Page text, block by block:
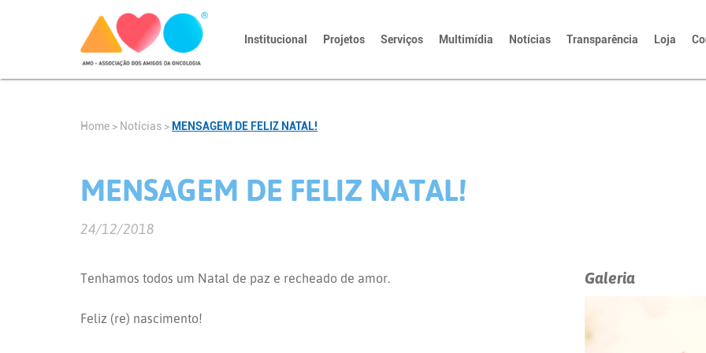
Institucional Projetos Serviços Multimídia Notícias Transparência Loja
Home > Notícias > MENSAGEM DE FELIZ NATAL!
MENSAGEM DE FELIZ NATAL!
24/12/2018
Galeria
Tenhamos todos um Natal de paz e recheado de amor.
Feliz (re) nascimento!